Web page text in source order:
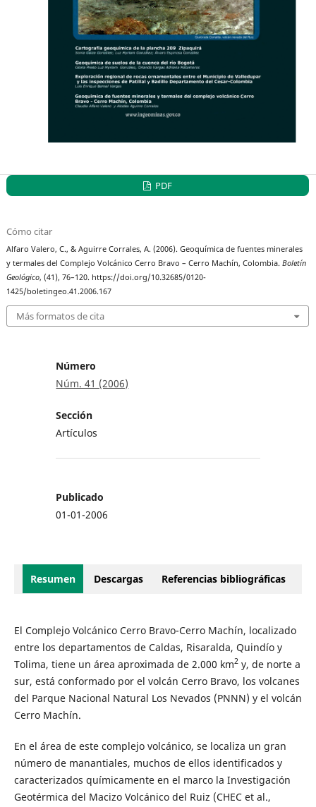
PDF
Cómo citar
Alfaro Valero, C., & Aguirre Corrales, A. (2006). Geoquímica de fuentes minerales
y termales del Complejo Volcánico Cerro Bravo – Cerro Machín, Colombia.Boletín
Geológico, (41), 76–120. https://doi.org/10.32685/0120-
1425/boletingeo.41.2006.167
Más formatos de cita
Número
Núm. 41 (2006)
Sección
Artículos
Publicado
01-01-2006
Resumen Descargas Referencias bibliográficas
El Complejo Volcánico Cerro Bravo-Cerro Machín, localizado
entre los departamentos de Caldas, Risaralda, Quindío y
Tolima, tiene un área aproximada de 2.000 km2y, de norte a
sur, está conformado por el volcán Cerro Bravo, los volcanes
del Parque Nacional Natural Los Nevados (PNNN) y el volcán
Cerro Machín.
En el área de este complejo volcánico, se localiza un gran
número de manantiales, muchos de ellos identificados y
caracterizados químicamente en el marco la Investigación
Geotérmica del Macizo Volcánico del Ruiz (CHEC et al.,